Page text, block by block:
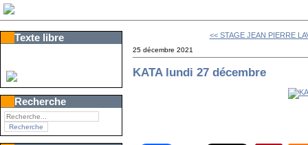
Texte libre
Recherche
<< STAGE JEAN PIERRE
25 décembre 2021
KATA lundi 27 décembre